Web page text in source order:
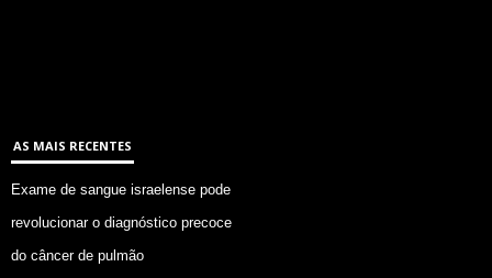
AS MAIS RECENTES
Exame de sangue israelense pode
revolucionar o diagnóstico precoce
do câncer de pulmão